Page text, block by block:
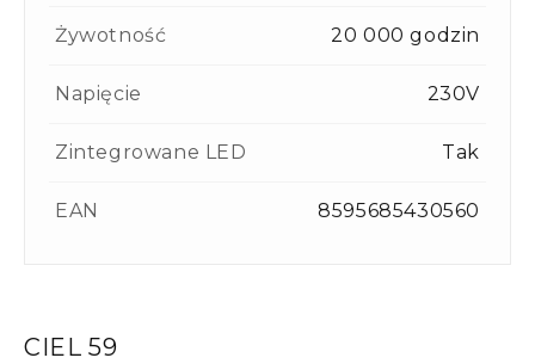
CIEL 59
Żywotność 20 000 godzin
Napięcie 230V
Zintegrowane LED Tak
EAN 8595685430560